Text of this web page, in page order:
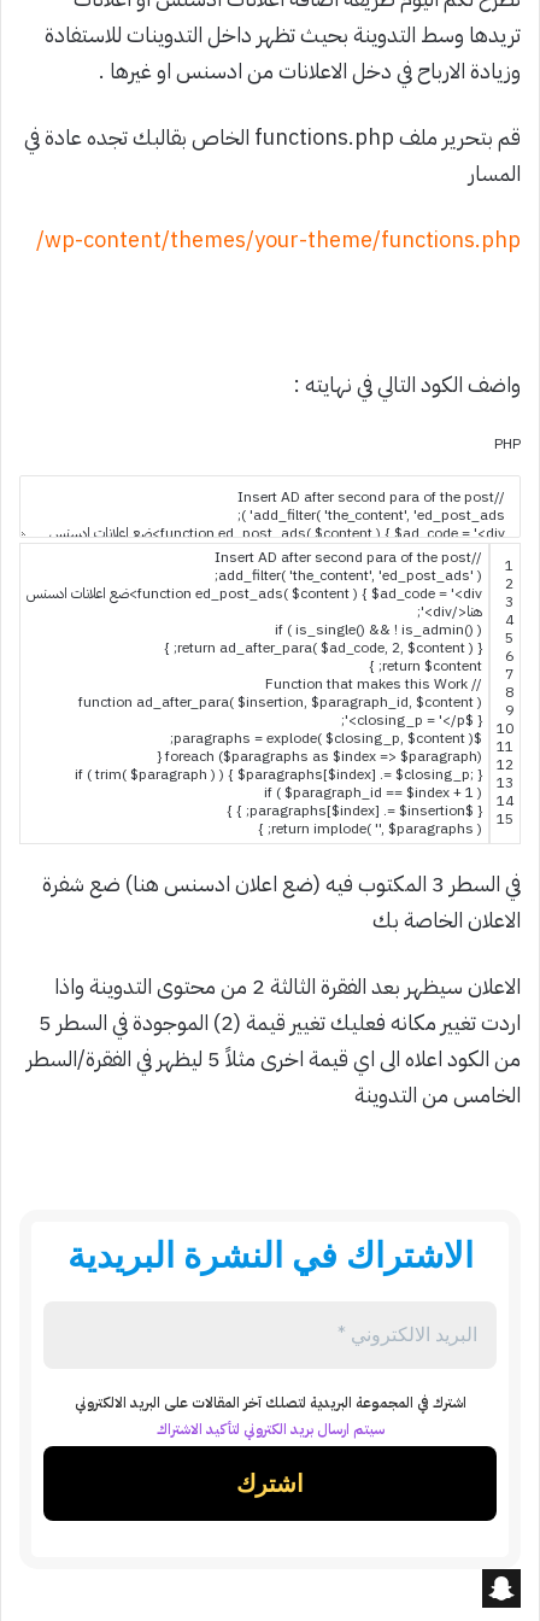
تريدها وسط التدوينة بحيث تظهر داخل التدوينات للاستفادة
وزيادة الارباح في دخل الاعلانات من ادسنس او غيرها .
قم بتحرير ملف functions.php الخاص بقالبك تجده عادة في
المسار
wp-content/themes/your-theme/functions.php/
واضف الكود التالي في نهايته :
PHP
1
2
3
4
5
6
7
8
9
10
11
12
13
14
15
//Insert AD after second para of the post
add_filter('the_content', 'ed_post_ads' )
;
function ed_post_ads($content) { $ad_code=
'<div>ضع اعلانات ادسنس
هنا</div>'
;
if (is_single() && ! is_admin() )
{
return ad_after_para($ad_code, 2, $content)
;
}
return $content
;
}
// Function that makes this Work
function ad_after_para($insertion, $paragraph_id, $content)
{
$closing_p
='</p>'
;
$paragraphs
=explode($closing_p, $content)
;
foreach ($paragraphs as $index=> $paragraph)
{
if (trim($paragraph ) ) { $paragraphs[$index] .=$closing_p; }
if ($paragraph_id ==$index+1 )
{
$paragraphs
[$index] .=$insertion
;
}
}
return implode('', $paragraphs )
;
}
في السطر 3 المكتوب فيه (ضع اعلان ادسنس هنا) ضع شفرة
الاعلان الخاصة بك
الاعلان سيظهر بعد الفقرة الثالثة 2 من محتوى التدوينة واذا
اردت تغيير مكانه فعليك تغيير قيمة (2) الموجودة في السطر 5
من الكود اعلاه الى اي قيمة اخرى مثلاً 5 ليظهر في الفقرة/السطر
الخامس من التدوينة
الاشتراك في النشرة البريدية
اشترك في المجموعة البريدية لتصلك آخر المقالات على البريد الالكتروني
سيتم ارسال بريد الكتروني لتأكيد الاشتراك